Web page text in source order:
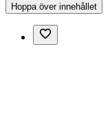
Hoppa över innehållet